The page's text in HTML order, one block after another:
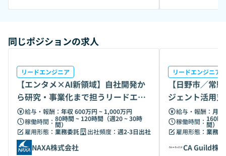
る仕事を紹介し、より良い人生への後押しをサポートしてい
ます。 • 求職者との距離の近さ：求職者との距離が近く、ラ
談に乗ることもあります。そのため、安心して頼っていただ
けることや、企業から依頼された業務内容に基づきスピーデ
ィで適切なアサインを心がけており、ミスマッチングが起き
にくいことが強みです。 ￼ ⸻ VOOM株式会社は、若手人
材を中心に多様な職種と環境に応じたマッチングを提供し、
企業と求職者の双方にとって最適な人材サービスを展開して
います。企業のニーズに応じた最適な人材を提供し、求職者
には多様な働き方の選択肢を提供しています。
同じポジションの求人
リードエンジニア
【エンタメ×AI新領域】自社開発か
ら研究・事業化まで担うリードエン
ジニア募集
給与・報酬： 年収 600万円 ~ 1,000万円
稼働時間： 80時間 ~ 120時間（週20 ~ 30時
間）
雇用形態： 業務委託 出社頻度： 週2-3日出社
NAXA株式会社
リードエンジニア
【日野市／常
ジェント活用
給与・報酬： 月
稼働時間： 160時
間）
雇用形態： 業務委
CA Guild株